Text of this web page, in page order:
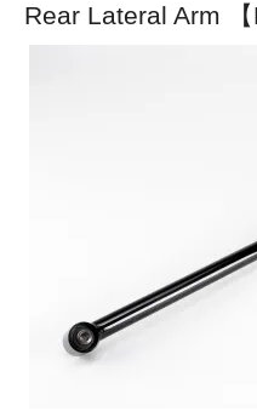
Rear Lateral Arm 【